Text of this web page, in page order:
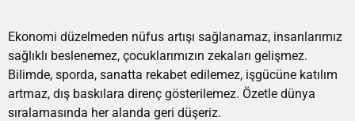
Ekonomi düzelmeden nüfus artışı sağlanamaz, insanlarımız
sağlıklı beslenemez, çocuklarımızın zekaları gelişmez.
Bilimde, sporda, sanatta rekabet edilemez, işgücüne katılım
artmaz, dış baskılara direnç gösterilemez. Özetle dünya
sıralamasında her alanda geri düşeriz.